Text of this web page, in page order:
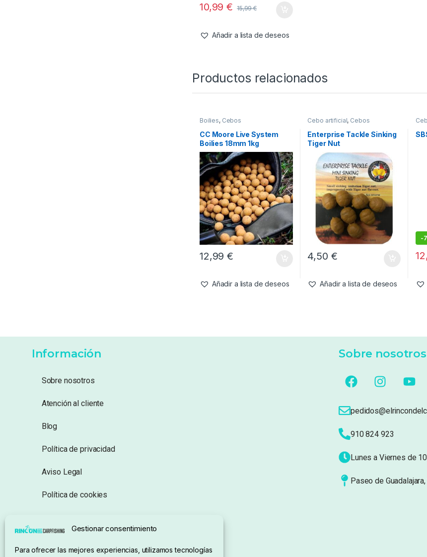
Gestionar consentimiento
Para ofrecer las mejores experiencias, utilizamos tecnologías
10,99€ 15,99€
Añadir a lista de deseos
Productos relacionados
Boilies, Cebos
CC Moore Live System
Boilies 18mm 1kg
12,99€
Añadir a lista de deseos
Cebo artificial, Cebos
Enterprise Tackle Sinking
Tiger Nut
4,50 €
Añadir a lista de deseos
-
Información
Sobre nosotros
Atención al cliente
Blog
Política de privacidad
Aviso Legal
Política de cookies
Condiciones de compra
Sobre nosotros
910 824 923
Lunes a Viernes de
Paseo de